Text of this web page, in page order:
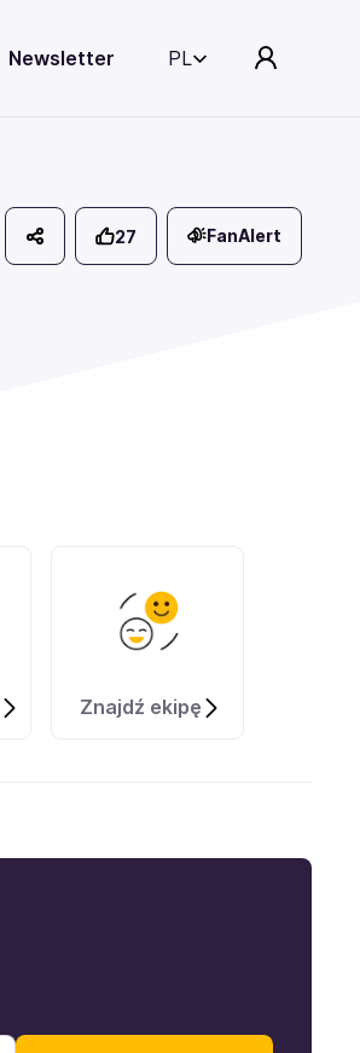
Newsletter PL
27 FanAlert
Znajdź ekipę